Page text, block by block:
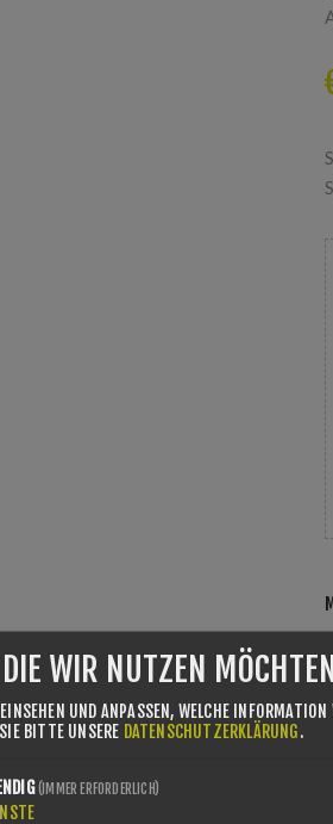
WIR NUTZEN
UND ANPASSEN, WELCHE
BITTE UNSERE DATENSCHUTZERKLÄRUNG.
(IMMER ERFORDERLICH)